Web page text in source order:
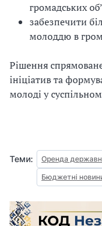
громадських
забезпечити
молоддю в
Рішення
ініціатив та
молоді у
Теми:
Оренда
Бюджетні